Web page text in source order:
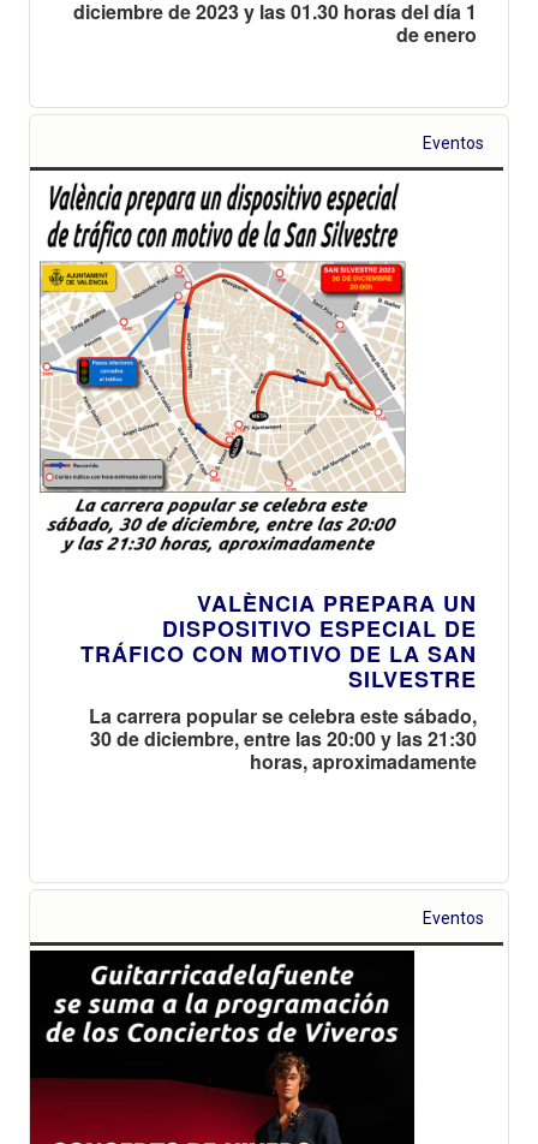
diciembre de 2023 y las 01.30 horas del día 1
de enero
Eventos
VALÈNCIA PREPARA UN
DISPOSITIVO ESPECIAL DE
TRÁFICO CON MOTIVO DE LA SAN
SILVESTRE
La carrera popular se celebra este sábado,
30 de diciembre, entre las 20:00 y las 21:30
horas, aproximadamente
Eventos